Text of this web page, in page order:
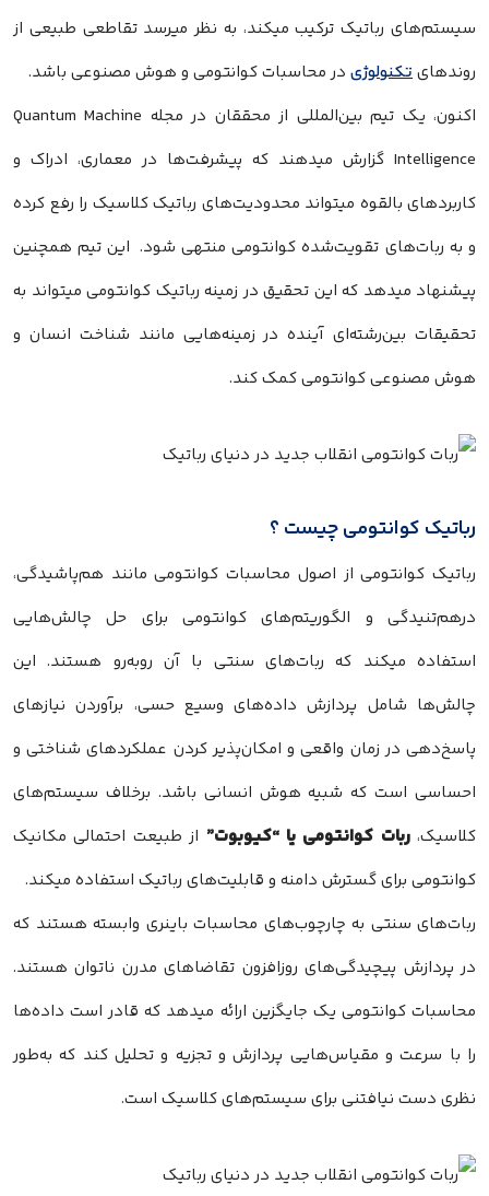
سیستم‌های رباتیک ترکیب میکند، به نظر میرسد تقاطعی طبیعی از
روندهایتکنولوژی در محاسبات کوانتومی و هوش مصنوعی باشد.
اکنون، یک تیم بین‌المللی از محققان در مجله Quantum Machine
Intelligence گزارش میدهند که پیشرفت‌ها در معماری، ادراک و
کاربردهای بالقوه میتواند محدودیت‌های رباتیک کلاسیک را رفع کرده
و به ربات‌های تقویت‌شده کوانتومی منتهی شود. این تیم همچنین
پیشنهاد میدهد که این تحقیق در زمینه رباتیک کوانتومی میتواند به
تحقیقات بین‌رشته‌ای آینده در زمینه‌هایی مانند شناخت انسان و
هوش مصنوعی کوانتومی کمک کند.
رباتیک کوانتومی چیست ؟
رباتیک کوانتومی از اصول محاسبات کوانتومی مانند هم‌پاشیدگی،
درهم‌تنیدگی و الگوریتم‌های کوانتومی برای حل چالش‌هایی
استفاده میکند که ربات‌های سنتی با آن روبه‌رو هستند. این
چالش‌ها شامل پردازش داده‌های وسیع حسی، برآوردن نیازهای
پاسخ‌دهی در زمان واقعی و امکان‌پذیر کردن عملکردهای شناختی و
احساسی است که شبیه هوش انسانی باشد. برخلاف سیستم‌های
کلاسیک،ربات‌ کوانتومی یا “کیوبوت‌” از طبیعت احتمالی مکانیک
کوانتومی برای گسترش دامنه و قابلیت‌های رباتیک استفاده میکند.
ربات‌های سنتی به چارچوب‌های محاسبات باینری وابسته هستند که
در پردازش پیچیدگی‌های روزافزون تقاضاهای مدرن ناتوان هستند.
محاسبات کوانتومی یک جایگزین ارائه میدهد که قادر است داده‌ها
را با سرعت و مقیاس‌هایی پردازش و تجزیه و تحلیل کند که به‌طور
نظری دست نیافتنی برای سیستم‌های کلاسیک است.